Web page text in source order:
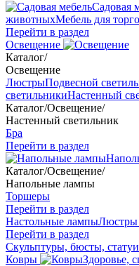
Садовая
животныхМебель для
Перейти в раздел
Освещение
Каталог/
Освещение
ЛюстрыПодвесной
светильникиНастенный
Каталог/Освещение/
Настенный светильник
Бра
Перейти в раздел
Каталог/Освещение/
Напольные лампы
Торшеры
Перейти в раздел
Настольные лампыЛюстры
Перейти в раздел
Скульптуры, бюсты, статуи
Ковры
Здоровье,